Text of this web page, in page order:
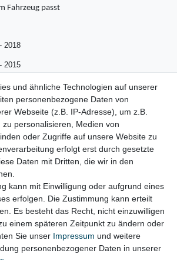
Fahrzeug passt
2018
2015
2016
2017
etwa 1 bis 3 Werktage
und ähnliche Technologien auf unserer
personenbezogene Daten von
Webseite (z.B. IP-Adresse), um z.B.
zu personalisieren, Medien von
oder Zugriffe auf unsere Website zu
erfolgt erst durch gesetzte
Daten mit Dritten, die wir in den
kann mit Einwilligung oder aufgrund eines
erfolgen. Die Zustimmung kann erteilt
Es besteht das Recht, nicht einzuwilligen
einem späteren Zeitpunkt zu ändern oder
Sie unser Impressum und weitere
personenbezogener Daten in unserer